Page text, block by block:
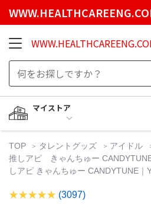
マイストア
TOP タレントグッズ アイドル
推しアピ きゃんちゅー
しアピ きゃんちゅー CANDYTUNE｜
(3097)